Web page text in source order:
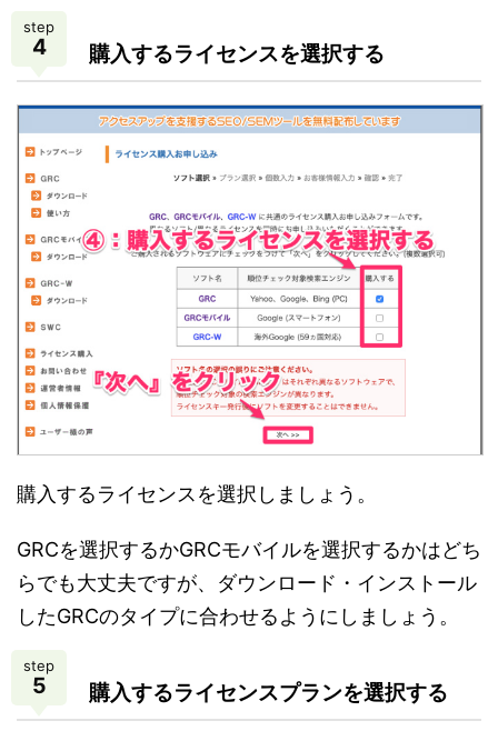
step
4 購入するライセンスを選択する
購入するライセンスを選択しましょう。
GRCを選択するかGRCモバイルを選択するかはどち
らでも大丈夫ですが、ダウンロード・インストール
したGRCのタイプに合わせるようにしましょう。
step
5 購入するライセンスプランを選択する